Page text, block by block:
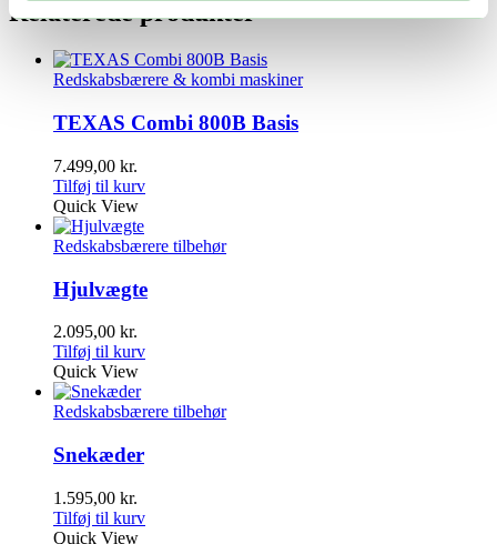
Relaterede produkter
Redskabsbærere & kombi maskiner
TEXAS Combi 800B Basis
7.499,00 kr.
Tilføj til kurv
Quick View
Redskabsbærere tilbehør
Hjulvægte
2.095,00 kr.
Tilføj til kurv
Quick View
Redskabsbærere tilbehør
Snekæder
1.595,00 kr.
Tilføj til kurv
Quick View